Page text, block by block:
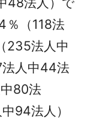
％（118法
235法人中
人中44法
80法
94法人）